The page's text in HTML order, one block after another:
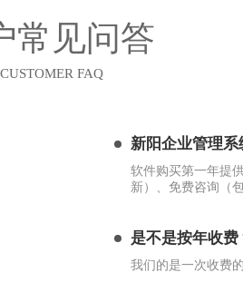
常见问答
CUSTOMER FAQ
新阳企业管理系
软件购买第一年提
新）、免费咨询（
是不是按年收费
我们的是一次收费